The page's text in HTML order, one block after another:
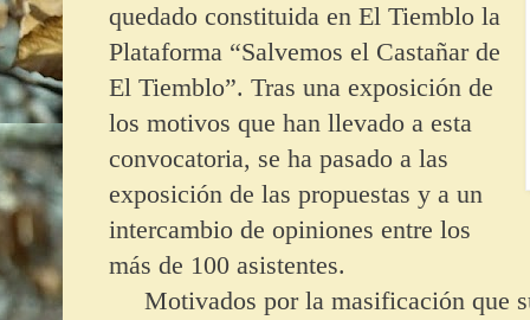
quedado constituida en El Tiemblo la
Plataforma “Salvemos el Castañar de
El Tiemblo”. Tras una exposición de
los motivos que han llevado a esta
convocatoria, se ha pasado a las
exposición de las propuestas y a un
intercambio de opiniones entre los
más de 100 asistentes.
Motivados por la masificación que